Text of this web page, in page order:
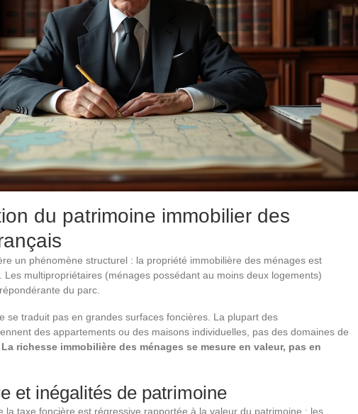
du patrimoine immobilier des
un phénomène structurel : la propriété immobilière des ménages est
Les multipropriétaires (ménages possédant au moins deux logements)
du parc.
se traduit pas en grandes surfaces foncières. La plupart des
des appartements ou des maisons individuelles, pas des domaines de
La richesse immobilière des ménages se mesure en valeur, pas en
et inégalités de patrimoine
la taxe foncière est régressive rapportée à la valeur du patrimoine : les